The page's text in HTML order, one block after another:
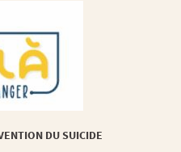
DU SUICIDE